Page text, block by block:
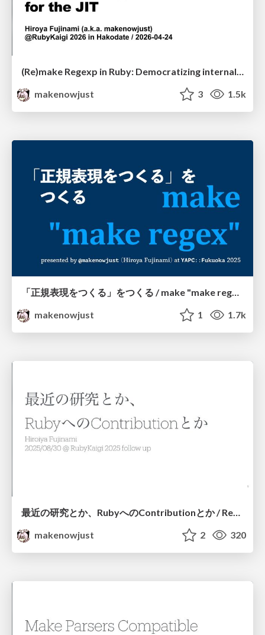
(Re)make Regexp in Ruby: Democratizing internals for the JIT
makenowjust
3 1.5k
makenowjust
1 1.7k
最近の研究とか、RubyへのContributionとか / Recent My Study and Ruby Contributions
makenowjust
2 320